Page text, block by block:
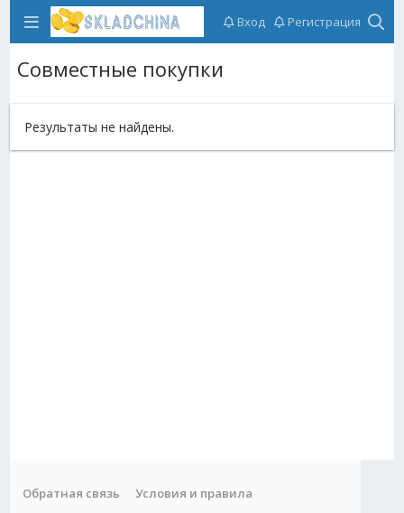
Вход Регистрация
Совместные покупки
Результаты не найдены.
Обратная связь
Условия и правила